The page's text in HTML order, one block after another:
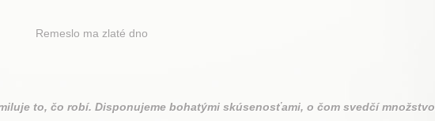
Remeslo ma zlaté dno
to, čo robí. Disponujeme bohatými skúsenosťami, o čom svedčí množstvo